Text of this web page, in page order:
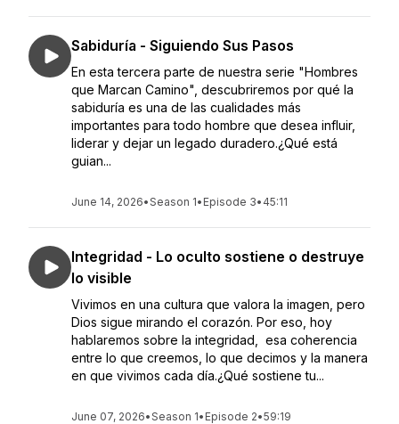
Sabiduría - Siguiendo Sus Pasos
En esta tercera parte de nuestra serie "Hombres
que Marcan Camino", descubriremos por qué la
sabiduría es una de las cualidades más
importantes para todo hombre que desea influir,
liderar y dejar un legado duradero.¿Qué está
guian...
June 14, 2026•Season 1• Episode 3• 45:11
Integridad - Lo oculto sostiene o destruye
lo visible
Vivimos en una cultura que valora la imagen, pero
Dios sigue mirando el corazón. Por eso, hoy
hablaremos sobre la integridad, esa coherencia
entre lo que creemos, lo que decimos y la manera
en que vivimos cada día.¿Qué sostiene tu...
June 07, 2026•Season 1• Episode 2•59:19